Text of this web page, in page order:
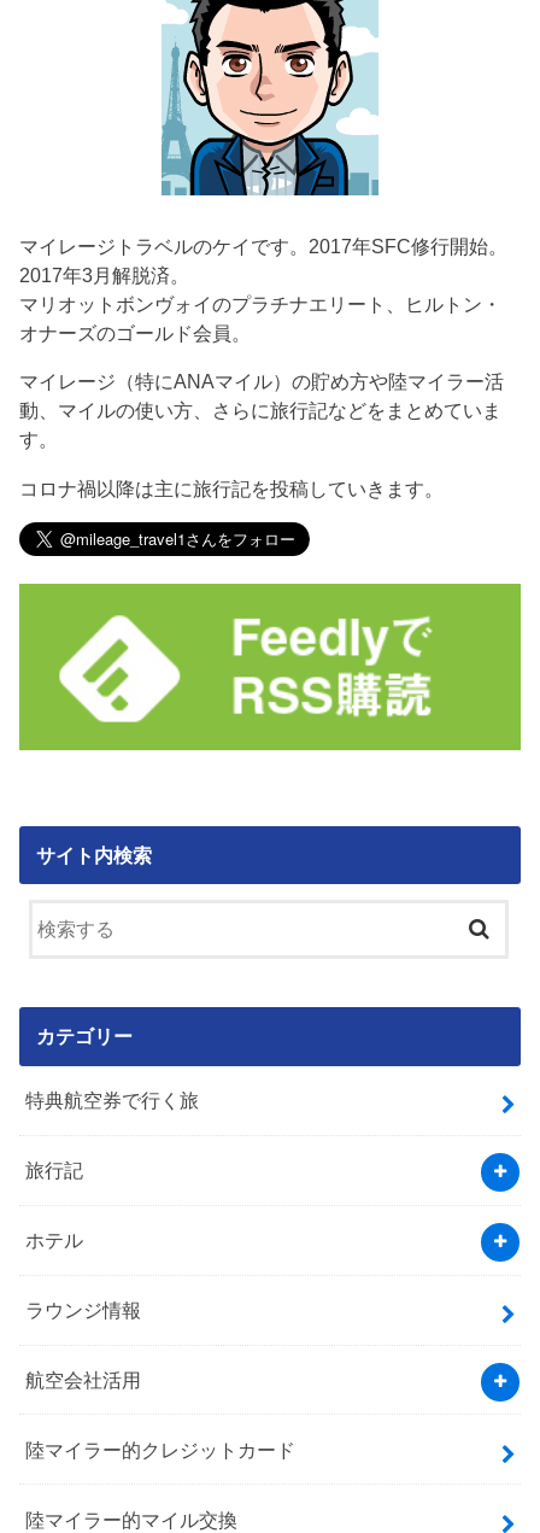
マイレージトラベルのケイです。2017年SFC修行開始。
2017年3月解脱済。
マリオットボンヴォイのプラチナエリート、ヒルトン・
オナーズのゴールド会員。
マイレージ（特にANAマイル）の貯め方や陸マイラー活
動、マイルの使い方、さらに旅行記などをまとめていま
す。
コロナ禍以降は主に旅行記を投稿していきます。
サイト内検索
カテゴリー
特典航空券で行く旅
旅行記
ホテル
ラウンジ情報
航空会社活用
陸マイラー的クレジットカード
陸マイラー的マイル交換